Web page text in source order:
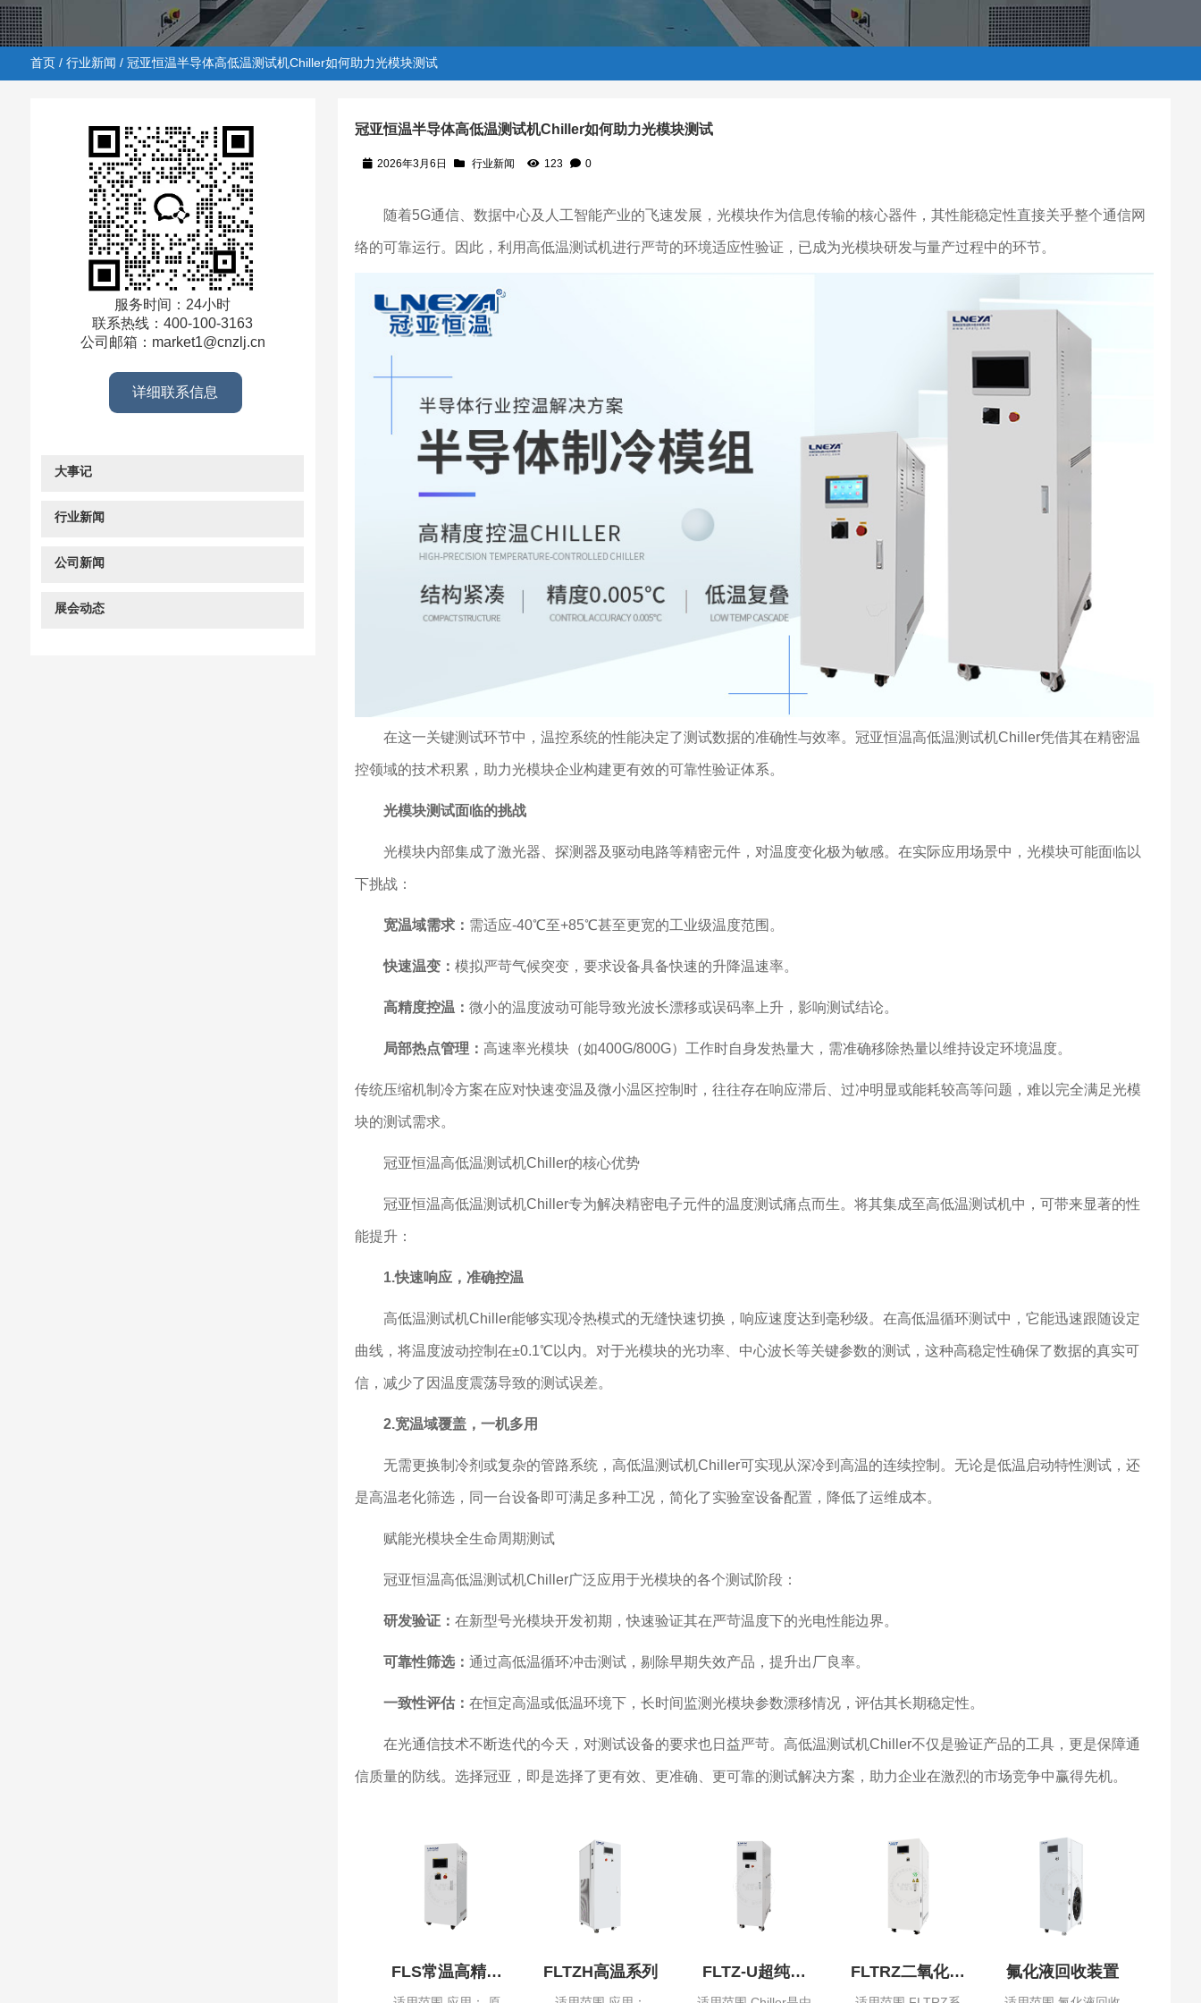
行业新闻/ 冠亚恒温半导体高低温测试机Chiller如何助力光模块测试
首页/ 行业新闻 / 冠亚恒温半导体高低温测试机Chiller如何助力光模块测试
冠亚恒温半导体高低温测试机Chiller如何助力光模块测试
2026年3月6日 行业新闻 123 0
随着5G通信、数据中心及人工智能产业的飞速发展，光模块作为信息传输的核心器件，其性能稳定性直接关乎整个通信网
络的可靠运行。因此，利用高低温测试机进行严苛的环境适应性验证，已成为光模块研发与量产过程中的环节。
在这一关键测试环节中，温控系统的性能决定了测试数据的准确性与效率。冠亚恒温高低温测试机Chiller凭借其在精密温
控领域的技术积累，助力光模块企业构建更有效的可靠性验证体系。
光模块测试面临的挑战
光模块内部集成了激光器、探测器及驱动电路等精密元件，对温度变化极为敏感。在实际应用场景中，光模块可能面临以
下挑战：
宽温域需求： 需适应-40℃至+85℃甚至更宽的工业级温度范围。
快速温变： 模拟严苛气候突变，要求设备具备快速的升降温速率。
高精度控温： 微小的温度波动可能导致光波长漂移或误码率上升，影响测试结论。
局部热点管理： 高速率光模块（如400G/800G）工作时自身发热量大，需准确移除热量以维持设定环境温度。
传统压缩机制冷方案在应对快速变温及微小温区控制时，往往存在响应滞后、过冲明显或能耗较高等问题，难以完全满足光模
块的测试需求。
冠亚恒温高低温测试机Chiller的核心优势
冠亚恒温高低温测试机Chiller专为解决精密电子元件的温度测试痛点而生。将其集成至高低温测试机中，可带来显著的性
能提升：
1.快速响应，准确控温
高低温测试机Chiller能够实现冷热模式的无缝快速切换，响应速度达到毫秒级。在高低温循环测试中，它能迅速跟随设定
曲线，将温度波动控制在±0.1℃以内。对于光模块的光功率、中心波长等关键参数的测试，这种高稳定性确保了数据的真实可
信，减少了因温度震荡导致的测试误差。
2.宽温域覆盖，一机多用
无需更换制冷剂或复杂的管路系统，高低温测试机Chiller可实现从深冷到高温的连续控制。无论是低温启动特性测试，还
是高温老化筛选，同一台设备即可满足多种工况，简化了实验室设备配置，降低了运维成本。
赋能光模块全生命周期测试
冠亚恒温高低温测试机Chiller广泛应用于光模块的各个测试阶段：
研发验证： 在新型号光模块开发初期，快速验证其在严苛温度下的光电性能边界。
可靠性筛选： 通过高低温循环冲击测试，剔除早期失效产品，提升出厂良率。
一致性评估： 在恒定高温或低温环境下，长时间监测光模块参数漂移情况，评估其长期稳定性。
在光通信技术不断迭代的今天，对测试设备的要求也日益严苛。高低温测试机Chiller不仅是验证产品的工具，更是保障通
信质量的防线。选择冠亚，即是选择了更有效、更准确、更可靠的测试解决方案，助力企业在激烈的市场竞争中赢得先机。
FLS常温高精度
系列
FLTZH高温系列
FLTZ-U超纯水
温控系列
FLTRZ二氧化碳
系列
氟化液回收装置
服务时间：24小时
联系热线：400-100-3163
公司邮箱：market1@cnzlj.cn
详细联系信息
大事记
行业新闻
公司新闻
展会动态